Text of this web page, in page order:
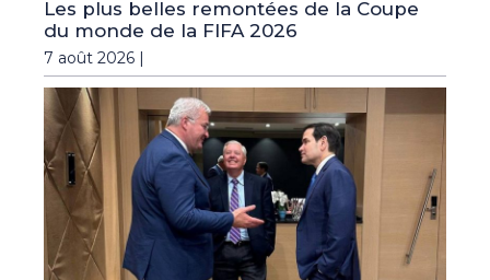
Les plus belles remontées de la Coupe
du monde de la FIFA 2026
7 août 2026 |